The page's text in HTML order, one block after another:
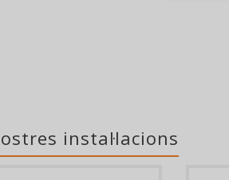
instal·lacions